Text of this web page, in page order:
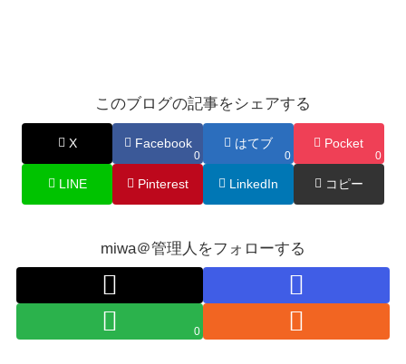
このブログの記事をシェアする
X Facebook
0
はてブ
0
Pocket
0
LINE Pinterest LinkedIn コピー
miwa＠管理人をフォローする
0